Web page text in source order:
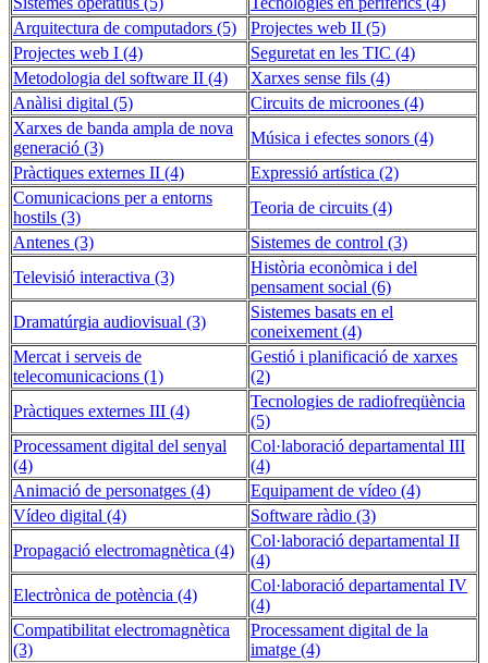
Arquitectura de computadors (5)
Projectes web II (5)
Projectes web I (4)
Seguretat en les TIC (4)
Metodologia del software II (4)
Xarxes sense fils (4)
Anàlisi digital (5)
Circuits de microones (4)
Xarxes de banda ampla de nova
generació (3)
Música i efectes sonors (4)
Pràctiques externes II (4)
Expressió artística (2)
Comunicacions per a entorns
hostils (3)
Teoria de circuits (4)
Antenes (3)
Sistemes de control (3)
Televisió interactiva (3)
Història econòmica i del
pensament social (6)
Dramatúrgia audiovisual (3)
Sistemes basats en el
coneixement (4)
Mercat i serveis de
telecomunicacions (1)
Gestió i planificació de xarxes
(2)
Pràctiques externes III (4)
Tecnologies de radiofreqüència
(5)
Processament digital del senyal
(4)
Col·laboració departamental III
(4)
Animació de personatges (4)
Equipament de vídeo (4)
Vídeo digital (4)
Software ràdio (3)
Propagació electromagnètica (4)
Col·laboració departamental II
(4)
Electrònica de potència (4)
Col·laboració departamental IV
(4)
Compatibilitat electromagnètica
(3)
Processament digital de la
imatge (4)